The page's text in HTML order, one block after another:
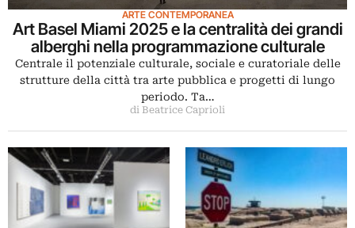
ARTE CONTEMPORANEA
Art Basel Miami 2025 e la centralità dei grandi
alberghi nella programmazione culturale
Centrale il potenziale culturale, sociale e curatoriale delle
strutture della città tra arte pubblica e progetti di lungo
periodo. Ta…
di Beatrice Caprioli